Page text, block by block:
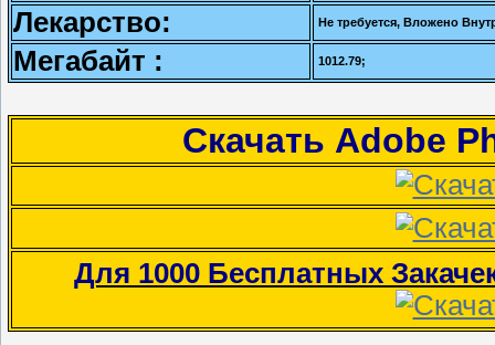
Лекарство: Не требуется, Вложено
Мегабайт : 1012.79;
Скачать Adobe
Для 1000 Бесплатных